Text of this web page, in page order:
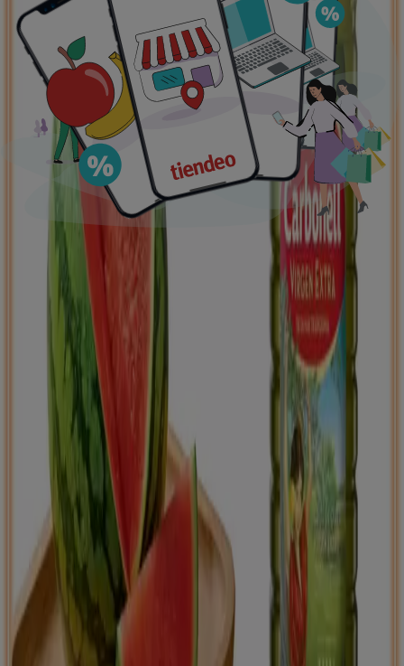
Ofertas destacadas
supermercadosjardín y bricolaje Freidora de airepatinete
eléctrico
viajesaceite de olivacomida
asiática
aguacates bomba de agua
Tiendeo en tu ciudad
Madrid Barcelona Valencia Sevilla
Zaragoza
Palma de Mallorca Alicante
Murcia
Las Palmas de Gran Canaria
Valladolid
Coruña
Vigo
Granada
Ver más ciudades
Descargar la APP
Tiendeo international
España Italia United Kingdom México
Brasil
Colombia
Argentina France
United States
Nederland
Deutschland Perú
Portugal
Australia
Türkiye Polska Norge
Österreich
Sverige
Ecuador Singapore South Africa
Canada
Danmark
Suomi
Belgique
Schweiz
United Arab Emirates România
Maroc
Ceská republika
Slovenská republika
Magyarország
България